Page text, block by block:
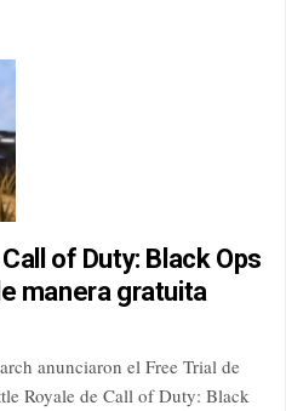
of Duty: Black Ops
manera gratuita
anunciaron el Free Trial de
Royale de Call of Duty: Black